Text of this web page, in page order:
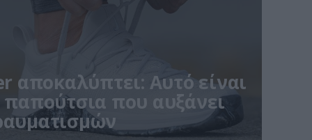
αποκαλύπτει: Αυτό είναι
παπούτσια που αυξάνει